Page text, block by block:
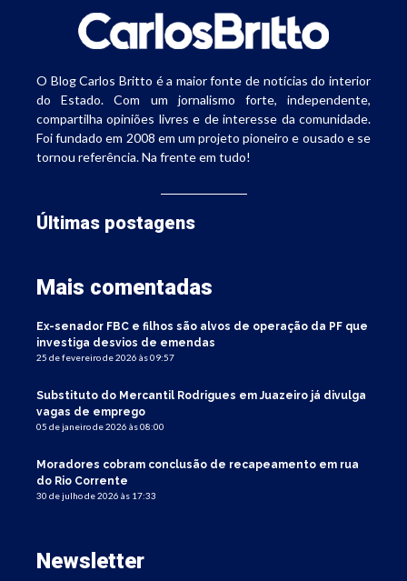
O Blog Carlos Britto é a maior fonte de notícias do interior
do Estado. Com um jornalismo forte, independente,
compartilha opiniões livres e de interesse da comunidade.
Foi fundado em 2008 em um projeto pioneiro e ousado e se
tornou referência. Na frente em tudo!
Últimas postagens
Mais comentadas
Ex-senador FBC e filhos são alvos de operação da PF que
investiga desvios de emendas
25 de fevereiro de 2026 às 09:57
Substituto do Mercantil Rodrigues em Juazeiro já divulga
vagas de emprego
05 de janeiro de 2026 às 08:00
Moradores cobram conclusão de recapeamento em rua
do Rio Corrente
30 de julho de 2026 às 17:33
Newsletter